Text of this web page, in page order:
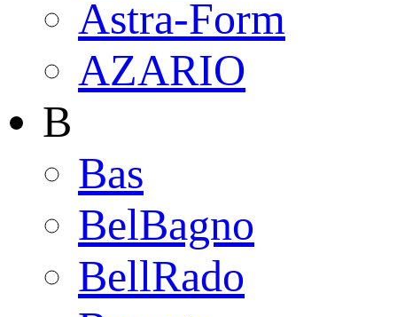
Astra-Form
AZARIO
B
Bas
BelBagno
BellRado